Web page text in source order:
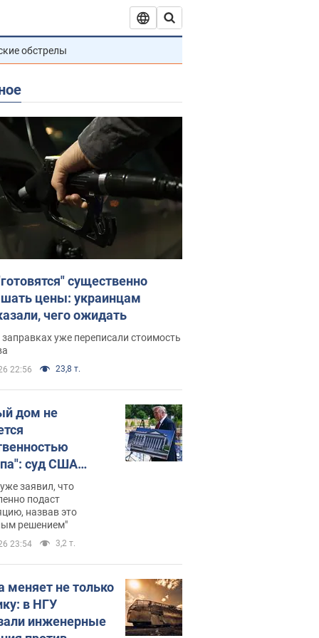
обстрелы
существенно
цены: украинцам
чего ожидать
уже переписали стоимость
22:56 23,8 т.
дом не
суд США
зала
400 млн
заявил, что
подаст
назвав это
решением"
23:54 3,2 т.
меняет не только
в НГУ
инженерные